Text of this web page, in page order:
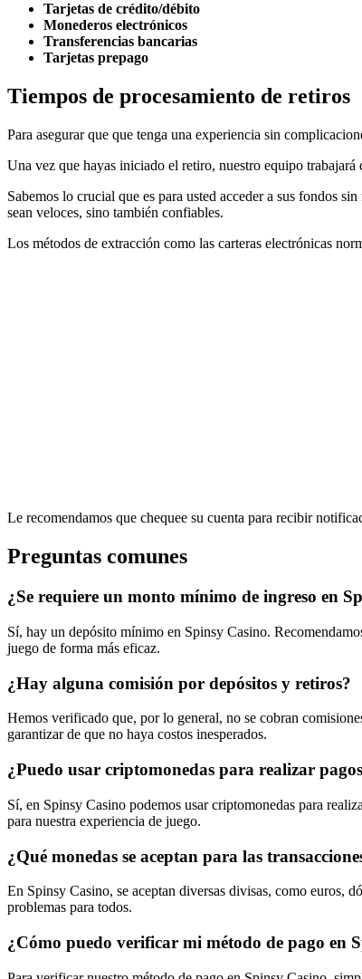
Tarjetas de crédito/débito
Monederos electrónicos
Transferencias bancarias
Tarjetas prepago
Tiempos de procesamiento de retiros
Para asegurar que que tenga una experiencia sin
Una vez que hayas iniciado el retiro, nuestro equipo
Sabemos lo crucial que es para usted acceder a sus fondos
sean veloces, sino también confiables.
Los métodos de extracción como las carteras electrónicas
Le recomendamos que chequee su cuenta para recibir
Preguntas comunes
¿Se requiere un monto mínimo de ingreso en
Sí, hay un depósito mínimo en Spinsy Casino.
juego de forma más eficaz.
¿Hay alguna comisión por depósitos y retiros?
Hemos verificado que, por lo general, no se cobran
garantizar de que no haya costos inesperados.
¿Puedo usar criptomonedas para realizar
Sí, en Spinsy Casino podemos usar criptomonedas para
para nuestra experiencia de juego.
¿Qué monedas se aceptan para las
En Spinsy Casino, se aceptan diversas divisas, como euros,
problemas para todos.
¿Cómo puedo verificar mi método de pago en